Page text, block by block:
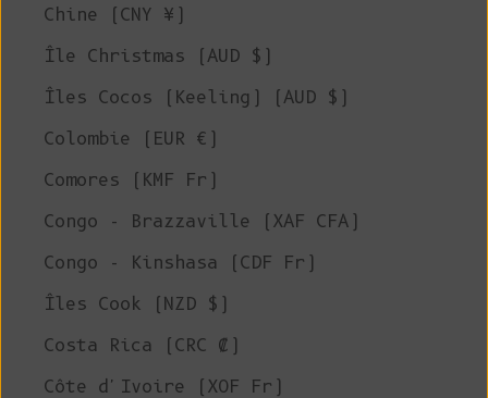
Chine (CNY ¥)
Île Christmas (AUD $)
Îles Cocos (Keeling) (AUD $)
Colombie (EUR €)
Comores (KMF Fr)
Congo - Brazzaville (XAF CFA)
Congo - Kinshasa (CDF Fr)
Îles Cook (NZD $)
Costa Rica (CRC ₡)
Côte d'Ivoire (XOF Fr)